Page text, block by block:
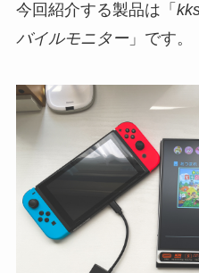
今回紹介する製品は「
バイルモニター」です。